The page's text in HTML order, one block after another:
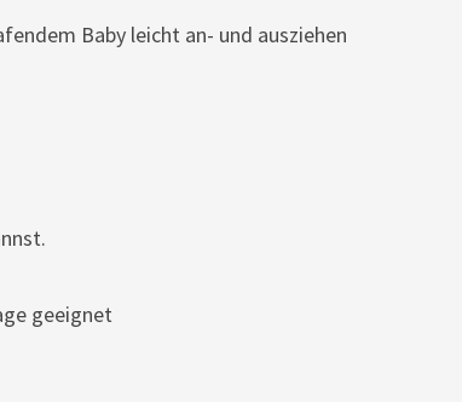
Baby leicht an- und ausziehen
geeignet